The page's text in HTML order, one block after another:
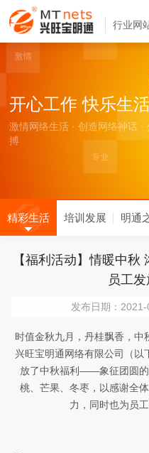
行业网
开心工作 快乐生
激情网络生活 · 创造网络神话
搏
精彩生活 培训发展 明通
【福利活动】情暖中
员工
发布日期：
时值金秋九月，丹桂飘香，中
兴旺宝明通网络有限公司（
放了中秋福利——象征团圆
桃、芒果、冬枣，以感谢全
力，同时也为员